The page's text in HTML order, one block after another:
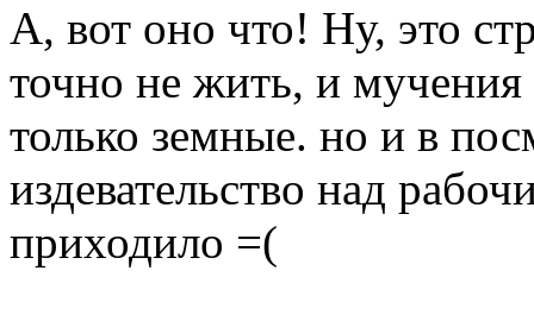
А, вот оно что! Ну, это
точно не жить, и
только земные. но и в
издевательство над
приходило =(